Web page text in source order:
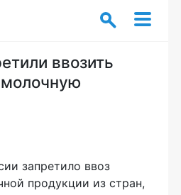
ввозить
молочную
запретило ввоз
продукции из стран,